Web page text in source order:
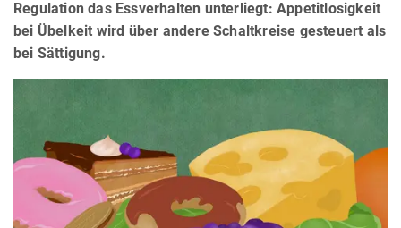
Regulation das Essverhalten unterliegt: Appetitlosigkeit
bei Übelkeit wird über andere Schaltkreise gesteuert als
bei Sättigung.